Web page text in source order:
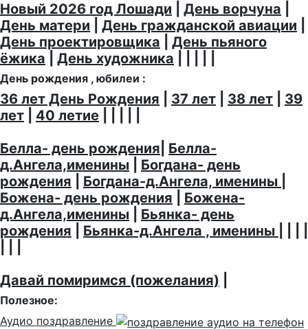
Новый 2026 год Лошади День ворчуна
День матери
День гражданской авиации
День проектировщика
День пьяного
ёжика
День художника
День рождения , юбилеи :
36 лет День Рождения 37 лет 38 лет
39
лет
40 летие
Белла- день рождения Белла-
д.Ангела,именины
Богдана- день
рождения
Богдана-д.Ангела, именины
Божена- день рождения
Божена-
д.Ангела,именины
Бьянка- день
рождения
Бьянка-д.Ангела , именины
Давай помиримся (пожелания)
Полезное:
Аудио поздравление